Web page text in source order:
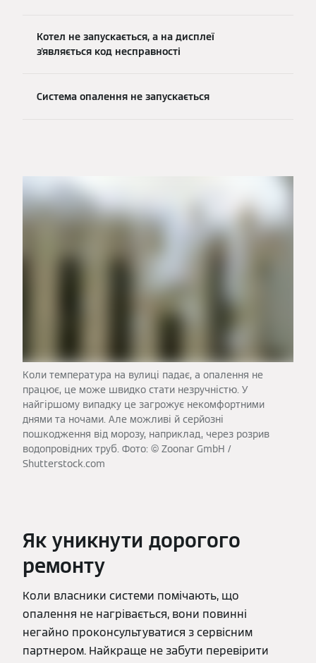
Котел не запускається, а на дисплеї
з'являється код несправності
Система опалення не запускається
Коли температура на вулиці падає, а опалення не
працює, це може швидко стати незручністю. У
найгіршому випадку це загрожує некомфортними
днями та ночами. Але можливі й серйозні
пошкодження від морозу, наприклад, через розрив
водопровідних труб. Фото: © Zoonar GmbH /
Shutterstock.com
Як уникнути дорогого
ремонту
Коли власники системи помічають, що
опалення не нагрівається, вони повинні
негайно проконсультуватися з сервісним
партнером. Найкраще не забути перевірити